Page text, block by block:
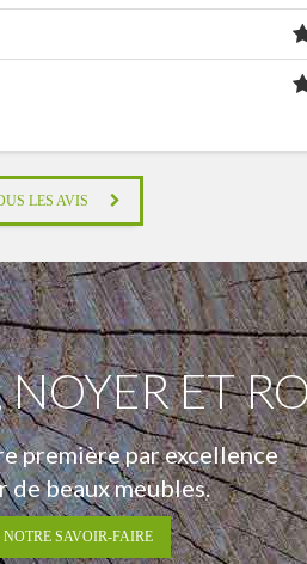
LES AVIS
ET
première par excellence
de beaux meubles.
SAVOIR-FAIRE